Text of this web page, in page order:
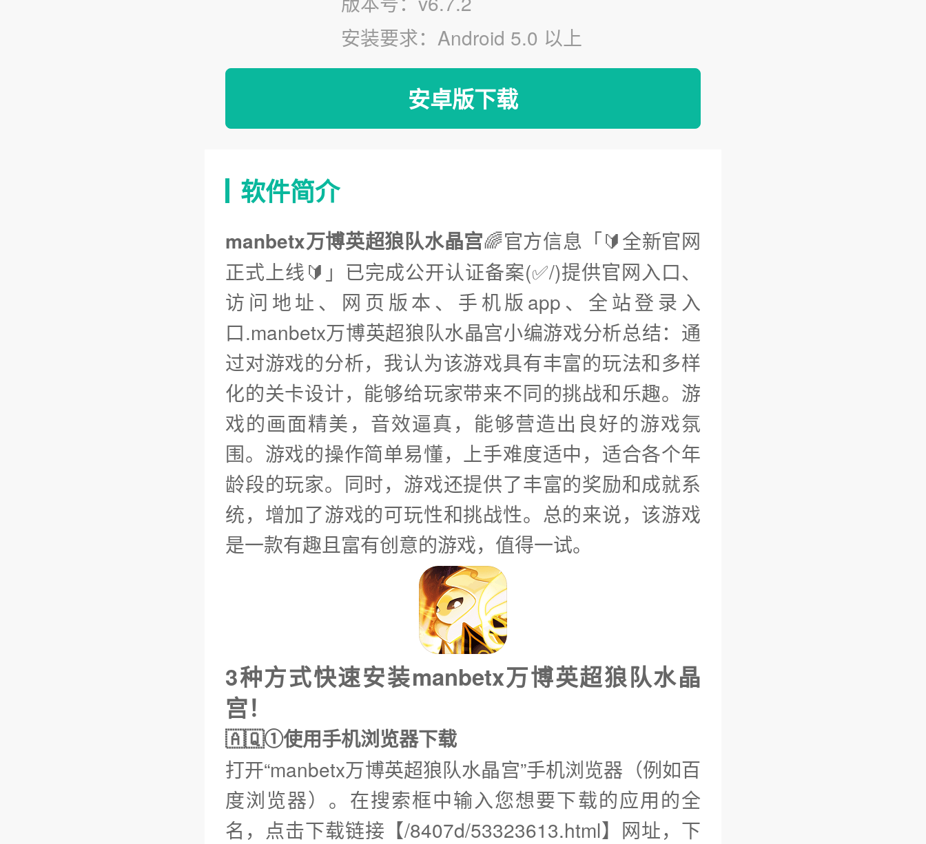
安装要求：Android 5.0 以上
安卓版下载
软件简介
manbetx万博英超狼队水晶宫🌈官方信息「🔰全新官网
正式上线🔰」已完成公开认证备案(✅/)提供官网入口、
访问地址、网页版本、手机版app、全站登录入
口.manbetx万博英超狼队水晶宫小编游戏分析总结：通
过对游戏的分析，我认为该游戏具有丰富的玩法和多样
化的关卡设计，能够给玩家带来不同的挑战和乐趣。游
戏的画面精美，音效逼真，能够营造出良好的游戏氛
围。游戏的操作简单易懂，上手难度适中，适合各个年
龄段的玩家。同时，游戏还提供了丰富的奖励和成就系
统，增加了游戏的可玩性和挑战性。总的来说，该游戏
是一款有趣且富有创意的游戏，值得一试。
3种方式快速安装manbetx万博英超狼队水晶
宫！
🇦🇶①使用手机浏览器下载
打开“manbetx万博英超狼队水晶宫”手机浏览器（例如百
度浏览器）。在搜索框中输入您想要下载的应用的全
名，点击下载链接【/8407d/53323613.html】网址，下